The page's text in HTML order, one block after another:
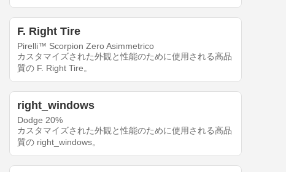
F. Right Tire
Pirelli™ Scorpion Zero Asimmetrico
カスタマイズされた外観と性能のために使用される高品
質の F. Right Tire。
right_windows
Dodge 20%
カスタマイズされた外観と性能のために使用される高品
質の right_windows。